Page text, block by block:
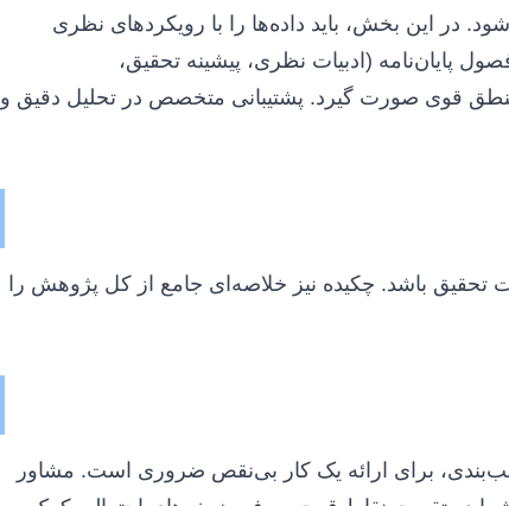
در این بخش، باید داده‌ها را با رویکردهای نظری
پایان‌نامه (ادبیات نظری، پیشینه تحقیق،
منطق قوی صورت گیرد. پشتیبانی متخصص در تحلیل دقیق و
تحقیق باشد. چکیده نیز خلاصه‌ای جامع از کل پژوهش را
برای ارائه یک کار بی‌نقص ضروری است. مشاور